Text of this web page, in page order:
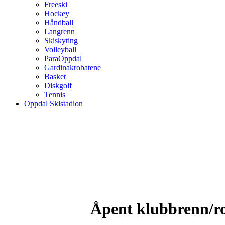
Freeski
Hockey
Håndball
Langrenn
Skiskyting
Volleyball
ParaOppdal
Gardinakrobatene
Basket
Diskgolf
Tennis
Oppdal Skistadion
Åpent klubbrenn/